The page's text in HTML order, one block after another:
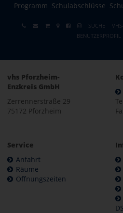
Programm Schulabschlüsse
SUCHE
BENUTZERPROFIL
vhs Pforzheim-
Enzkreis GmbH
Zerrennerstraße 29
75172 Pforzheim
Service
Anfahrt
Räume
Öffnungszeiten